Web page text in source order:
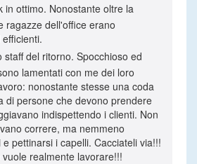
in ottimo. Nonostante oltre la
ragazze dell'office erano
staff del ritorno. Spocchioso ed
lamentati con me dei loro
nonostante stesse una coda
di persone che devono prendere
indispettendo i clienti. Non
correre, ma nemmeno
pettinarsi i capelli. Cacciateli via!!!
realmente lavorare!!!